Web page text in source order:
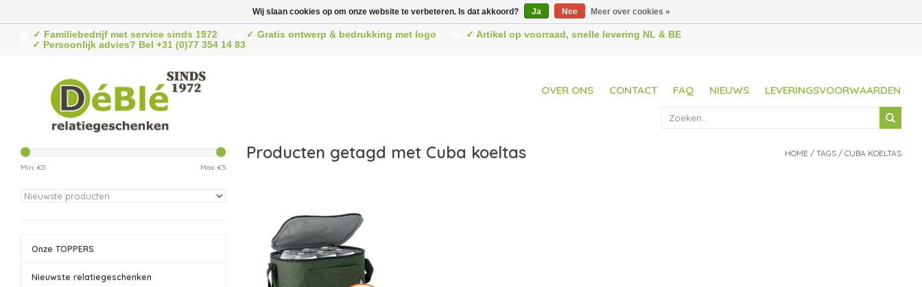
✓ Familiebedrijf met service sinds 1972 ✓ Gratis ontwerp & bedrukking met logo
✓ Artikel op voorraad, snelle levering NL & BE
✓ Persoonlijk advies? Bel +31 (0)77 354 14 83
OVER ONS CONTACT FAQ NIEUWS LEVERINGSVOORWAARDEN
Min: €0 Max: €5
Onze TOPPERS
Nieuwste relatiegeschenken
Producten getagd met Cuba koeltas HOME / TAGS / CUBA KOELTAS
Wij slaan cookies op om onze website te verbeteren. Is dat akkoord? Ja Nee Meer over cookies »